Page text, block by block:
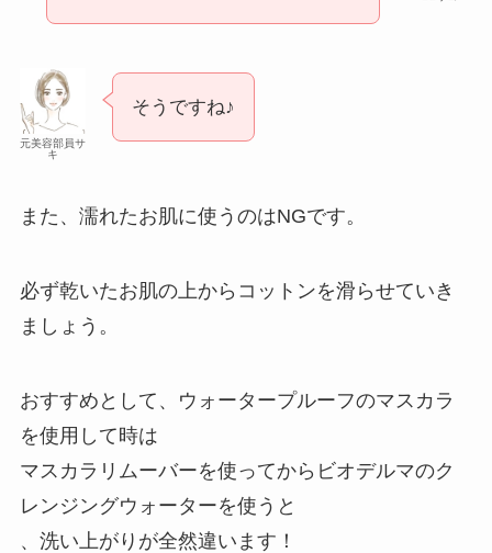
元美容部員サ
キ
そうですね♪
また、濡れたお肌に使うのはNGです。
必ず乾いたお肌の上からコットンを滑らせていき
ましょう。
おすすめとして、ウォータープルーフのマスカラ
を使用して時は
マスカラリムーバーを使ってからビオデルマのク
レンジングウォーターを使うと
、洗い上がりが全然違います！